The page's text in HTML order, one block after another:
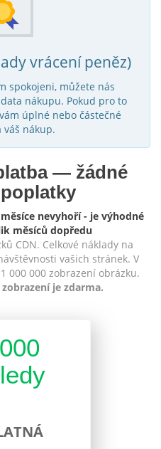
vrácení peněz)
spokojeni, můžete nás
nákupu. Pokud pro to
úplné nebo částečné
váš nákup.
— žádné
nevyhoří - je výhodné
měsíců dopředu
CDN. Celkové náklady na
vašich stránek. V
000 000 zobrazení obrázku.
je zdarma.